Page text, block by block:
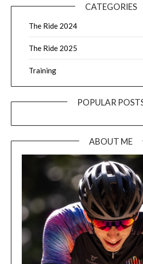
CATEGORIES
The Ride 2024
The Ride 2025
Training
POPULAR
ABOUT ME